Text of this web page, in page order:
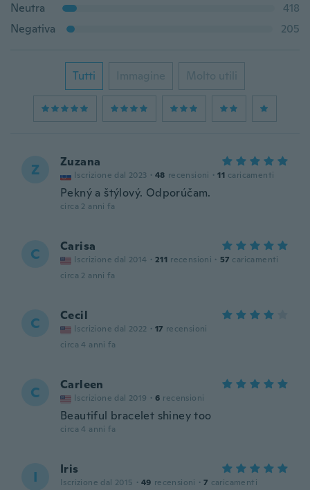
Neutra
418
Negativa
205
Tutti Immagine Molto utili
Z Zuzana
Iscrizione dal 2023 · 48 recensioni · 11 caricamenti
Pekný a štýlový. Odporúčam.
circa 2 anni fa
C Carisa
Iscrizione dal 2014 · 211 recensioni · 57 caricamenti
circa 2 anni fa
C Cecil
Iscrizione dal 2022 · 17 recensioni
circa 4 anni fa
C Carleen
Iscrizione dal 2019 · 6 recensioni
Beautiful bracelet shiney too
circa 4 anni fa
I Iris
Iscrizione dal 2015 · 49 recensioni · 7 caricamenti